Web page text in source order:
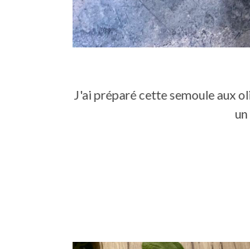
J'ai préparé cette semoule aux